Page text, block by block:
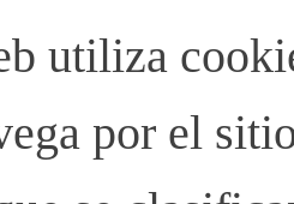
utiliza
por el